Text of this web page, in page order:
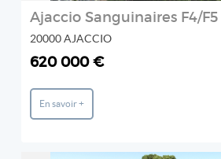
20000 AJACCIO
620 000 €
En savoir +